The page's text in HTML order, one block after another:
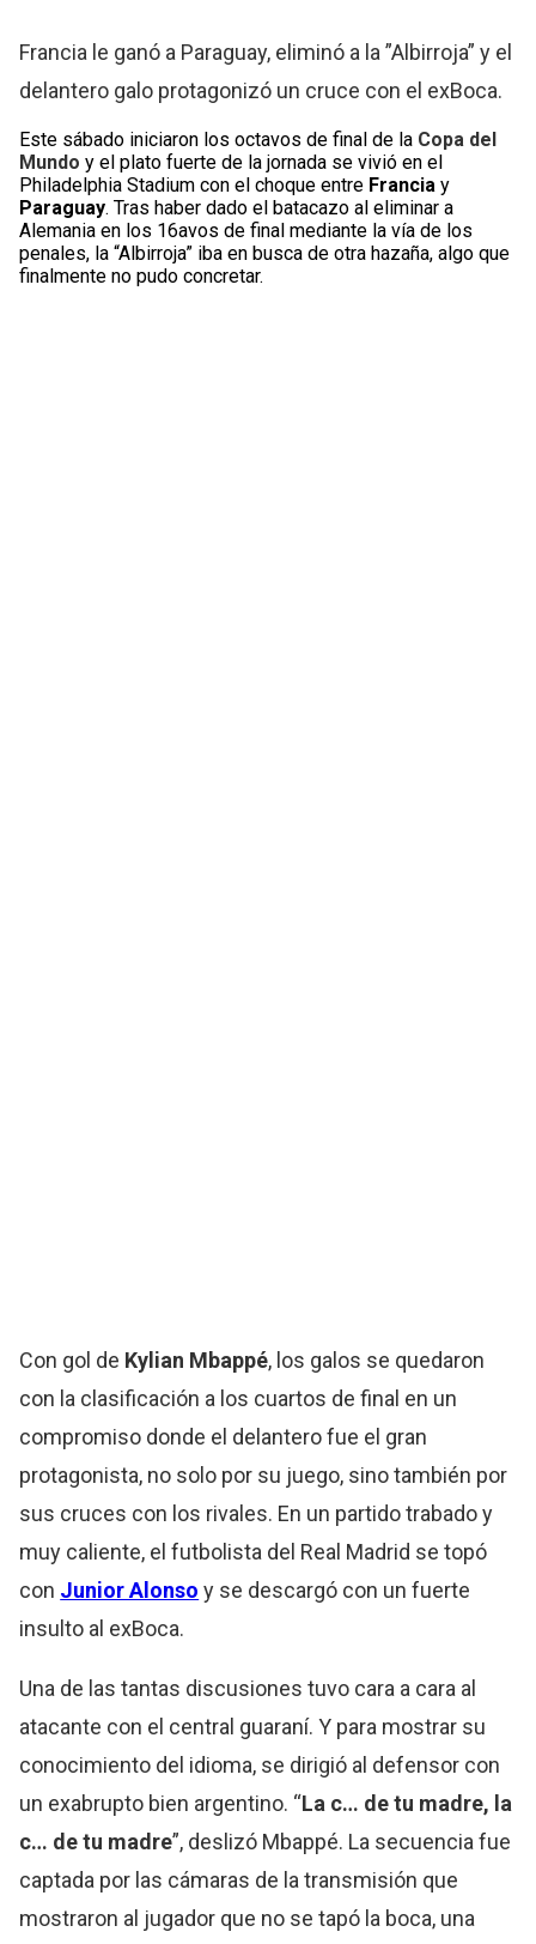
Francia le ganó a Paraguay, eliminó a la ”Albirroja” y el
delantero galo protagonizó un cruce con el exBoca.
Este sábado iniciaron los octavos de final de la Copa del
Mundo y el plato fuerte de la jornada se vivió en el
Philadelphia Stadium con el choque entre Franciay
Paraguay. Tras haber dado el batacazo al eliminar a
Alemania en los 16avos de final mediante la vía de los
penales, la “Albirroja” iba en busca de otra hazaña, algo que
finalmente no pudo concretar.
Con gol de Kylian Mbappé, los galos se quedaron
con la clasificación a los cuartos de final en un
compromiso donde el delantero fue el gran
protagonista, no solo por su juego, sino también por
sus cruces con los rivales. En un partido trabado y
muy caliente, el futbolista del Real Madrid se topó
con Junior Alonso y se descargó con un fuerte
insulto al exBoca.
Una de las tantas discusiones tuvo cara a cara al
atacante con el central guaraní. Y para mostrar su
conocimiento del idioma, se dirigió al defensor con
un exabrupto bien argentino. “La c… de tu madre, la
c… de tu madre”, deslizó Mbappé. La secuencia fue
captada por las cámaras de la transmisión que
mostraron al jugador que no se tapó la boca, una